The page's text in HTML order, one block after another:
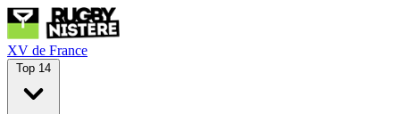
XV de France
Top 14